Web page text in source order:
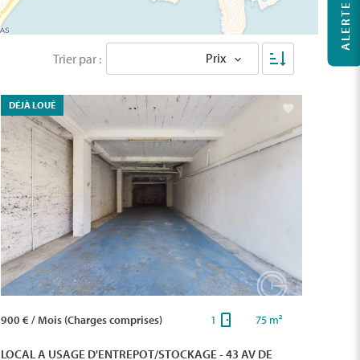
Trier par : Prix
900 € / Mois (Charges comprises) 1 75 m²
LOCAL A USAGE D'ENTREPOT/STOCKAGE - 43 AV DE
DÉJÀ LOUÉ